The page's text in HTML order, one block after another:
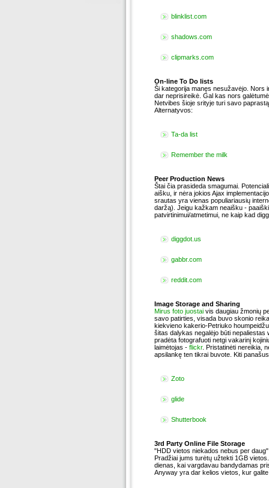
blinklist.com
shadows.com
clipmarks.com
On-line To Do lists
Ši kategorija manęs nesužavėjo. Nors
dar neprisireikė. Gal kas nors
Netvibes šioje srityje turi savo
Alternatyvos:
Ta-da list
Remember the milk
Peer Production News
Štai čia prasideda smagumai.
aišku, ir nėra jokios Ajax
srautas yra vienas populiariausių
daržą). Jeigu kažkam neaišku -
patvirtinimui/atmetimui, ne kaip kad
diggdot.us
gabbr.com
reddit.com
Image Storage and Sharing
Mirus foto juostai vis daugiau žmonių
savo patirties, visada buvo skonio
kiekvieno kakerio-Petriuko
šitas dalykas negalėjo būti
pradėta fotografuoti netgi vakarinį
laimėtojas - flickr. Pristatinėti nereikia,
apsilankę ten tikrai buvote. Kiti
Zoto
glide
Shutterbook
3rd Party Online File Storage
"HDD vietos niekados nebus per
Pradžiai jums turėtų užtekti 1GB
dienas, kai vargdavau bandydamas
Anyway yra dar kelios vietos, kur